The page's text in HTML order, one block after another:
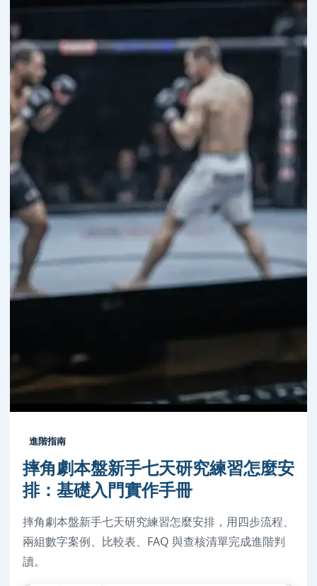
進階指南
摔角劇本盤新手七天研究練習怎麼安
排：基礎入門實作手冊
摔角劇本盤新手七天研究練習怎麼安排，用四步流程、
兩組數字案例、比較表、FAQ 與查核清單完成進階判
讀。